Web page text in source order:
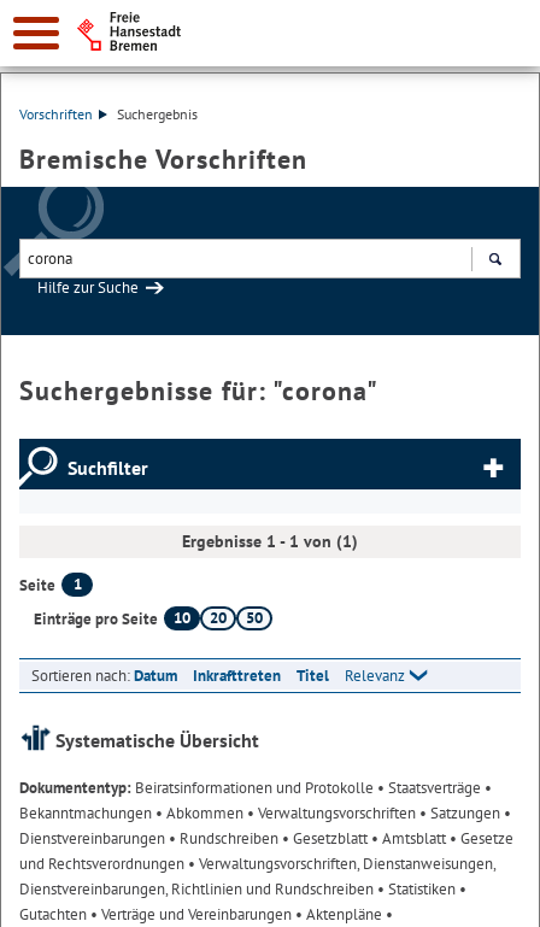
Vorschriften Suchergebnis
Bremische Vorschriften
Hilfe zur Suche
Suchergebnisse für: "corona"
Suchfilter
Ergebnisse 1 - 1 von (1)
Seite
1
Einträge pro Seite
10 20 50
Sortieren nach:Datum Inkrafttreten Titel Relevanz
Systematische Übersicht
Dokumententyp: Beiratsinformationen und Protokolle • Staatsverträge •
Bekanntmachungen • Abkommen • Verwaltungsvorschriften • Satzungen •
Dienstvereinbarungen • Rundschreiben • Gesetzblatt• Amtsblatt• Gesetze
und Rechtsverordnungen • Verwaltungsvorschriften, Dienstanweisungen,
Dienstvereinbarungen, Richtlinien und Rundschreiben • Statistiken •
Gutachten • Verträge und Vereinbarungen • Aktenpläne •